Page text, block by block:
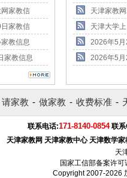
家教信
家教信
教信息
家教信息
天津家教
天津大学
2026年5
2026年5
请家教 - 做家教 - 收费标准 -
联系电话:171-8140-0854 联
天津家教网 天津家教中心 天津数学家
天
国家工信部备案许可
Copyright 2007-2026